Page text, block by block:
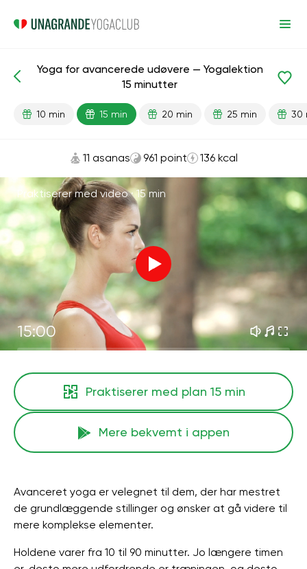
Færdiglavede lektioner Fremskreden
Yoga for avancerede udøvere — Yogalektion
15 minutter
10 min 15 min 20 min 25 min 30
11 asanas 961 point 136 kcal
Praktiserer med video ·15 min
15:00
Praktiserer med plan 15 min
Mere bekvemt i appen
Avanceret yoga er velegnet til dem, der har mestret
de grundlæggende stillinger og ønsker at gå videre til
mere komplekse elementer.
Holdene varer fra 10 til 90 minutter. Jo længere timen